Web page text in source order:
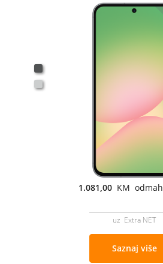
1.081,00 KM odmah
uz Extra NET
Saznaj više